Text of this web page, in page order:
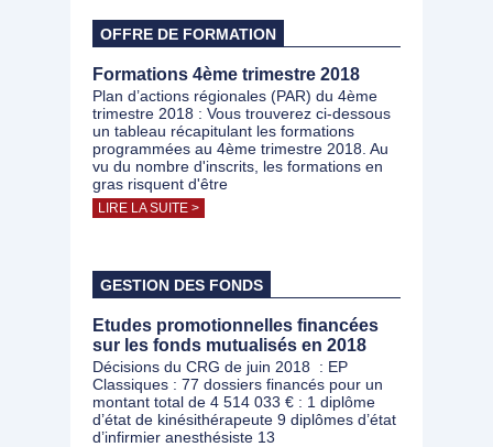
OFFRE DE FORMATION
Formations 4ème trimestre 2018
Plan d’actions régionales (PAR) du 4ème
trimestre 2018 : Vous trouverez ci-dessous
un tableau récapitulant les formations
programmées au 4ème trimestre 2018. Au
vu du nombre d'inscrits, les formations en
gras risquent d'être
LIRE LA SUITE >
GESTION DES FONDS
Etudes promotionnelles financées
sur les fonds mutualisés en 2018
Décisions du CRG de juin 2018 : EP
Classiques : 77 dossiers financés pour un
montant total de 4 514 033 € : 1 diplôme
d’état de kinésithérapeute 9 diplômes d’état
d’infirmier anesthésiste 13